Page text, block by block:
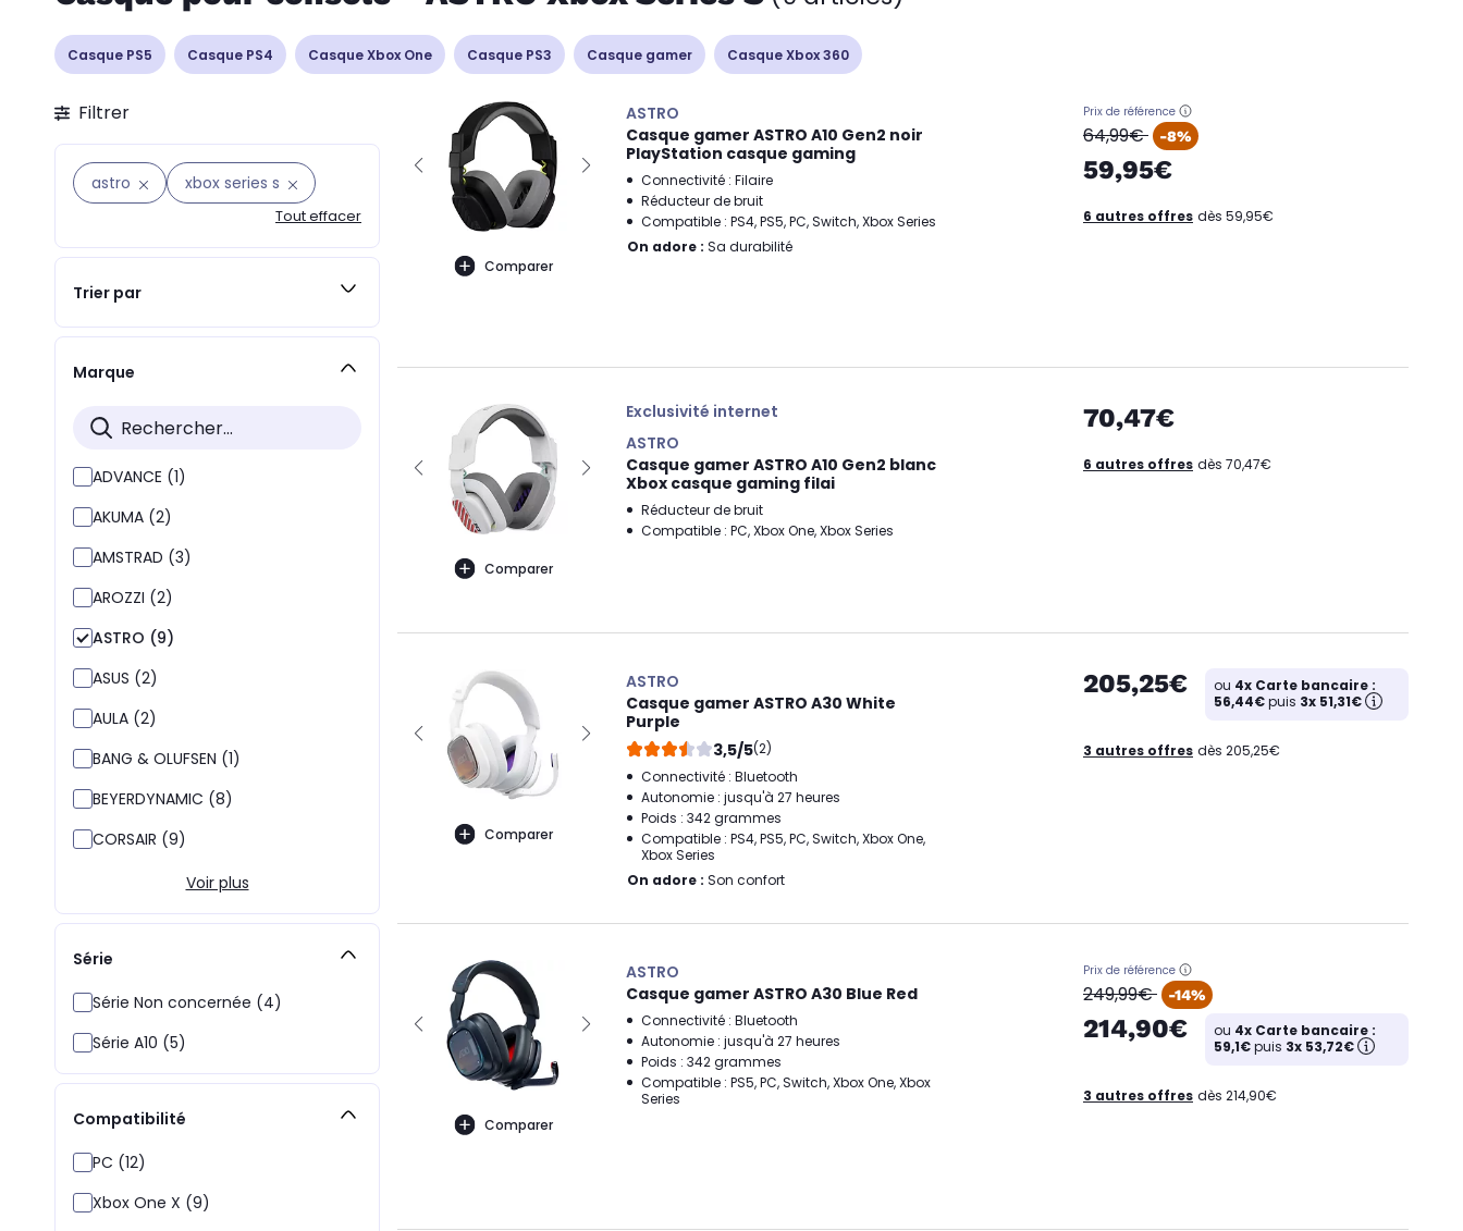
Casque PS5 Casque PS4 Casque Xbox One Casque PS3 Casque gamer Casque Xbox 360
Filtrer
astro xbox series s
Tout effacer
Trier par
Marque
ADVANCE (1)
AKUMA (2)
AMSTRAD (3)
AROZZI (2)
ASTRO (9)
ASUS (2)
AULA (2)
BANG & OLUFSEN (1)
BEYERDYNAMIC (8)
CORSAIR (9)
Voir plus
Série
Série Non concernée (4)
Série A10 (5)
Compatibilité
PC (12)
Xbox One X (9)
Comparer
ASTRO
Casque gamer ASTRO A10 Gen2 noir
PlayStation casque gaming
Connectivité : Filaire
Réducteur de bruit
Compatible : PS4, PS5, PC, Switch, Xbox Series
On adore : Sa durabilité
Prix de référence
oldPrice
64,99€ -8%
59,95€
6 autres offres dès 59,95€
Comparer
Exclusivité internet
ASTRO
Casque gamer ASTRO A10 Gen2 blanc
Xbox casque gaming filai
Réducteur de bruit
Compatible : PC, Xbox One, Xbox Series
70,47€
6 autres offres dès 70,47€
Comparer
ASTRO
Casque gamer ASTRO A30 White
Purple
3,5/5(2)
Connectivité : Bluetooth
Autonomie : jusqu'à 27 heures
Poids : 342 grammes
Compatible : PS4, PS5, PC, Switch, Xbox One,
Xbox Series
On adore : Son confort
205,25€ ou 4x Carte bancaire :
56,44€puis 3x 51,31€
3 autres offres dès 205,25€
Comparer
ASTRO
Casque gamer ASTRO A30 Blue Red
Connectivité : Bluetooth
Autonomie : jusqu'à 27 heures
Poids : 342 grammes
Compatible : PS5, PC, Switch, Xbox One, Xbox
Series
Prix de référence
oldPrice
249,99€ -14%
214,90€ ou 4x Carte bancaire :
59,1€puis 3x 53,72€
3 autres offres dès 214,90€